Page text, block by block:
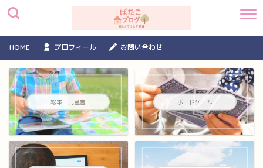
HOME プロフィール お問い合わせ
絵本・児童書 ボードゲーム